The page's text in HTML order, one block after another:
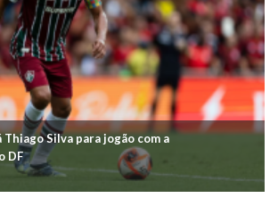
Silva para jogão com a
DF